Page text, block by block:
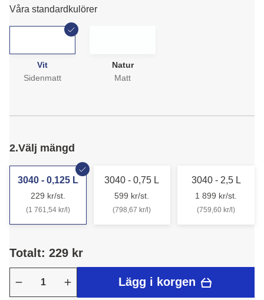
Våra standardkulörer
Vit
Sidenmatt
Natur
Matt
2.Välj mängd
3040 - 0,125 L
229 kr/st.
(1 761,54 kr/l)
3040 - 0,75 L
599 kr/st.
(798,67 kr/l)
3040 - 2,5 L
1 899 kr/st.
(759,60 kr/l)
Totalt: 229 kr
Lägg i korgen